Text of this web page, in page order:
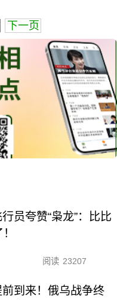
下一页
员夸赞“枭龙”：比比
阅读 23207
到来！俄乌战争终